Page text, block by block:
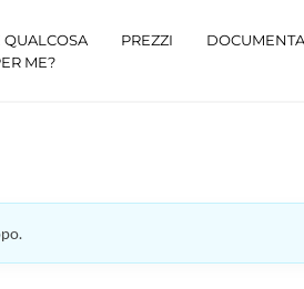
QUALCOSA
ME?
PREZZI